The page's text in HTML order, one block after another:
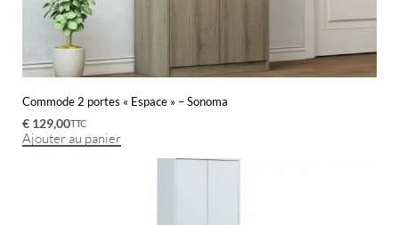
Commode 2 portes « Espace » – Sonoma
€ 129,00TTC
Ajouter au panier